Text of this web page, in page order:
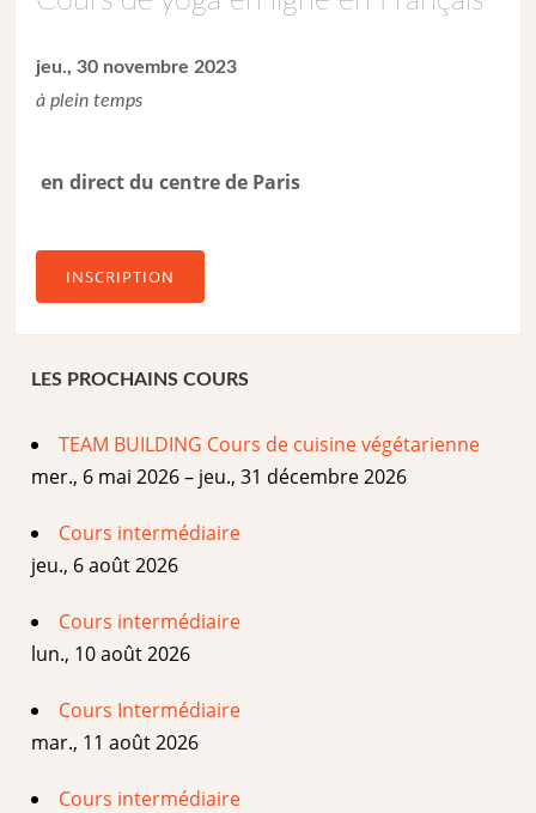
jeu., 30 novembre 2023
à plein temps
en direct du centre de Paris
INSCRIPTION
LES PROCHAINS COURS
TEAM BUILDING Cours de cuisine végétarienne
mer., 6 mai 2026 – jeu., 31 décembre 2026
Cours intermédiaire
jeu., 6 août 2026
Cours intermédiaire
lun., 10 août 2026
Cours Intermédiaire
mar., 11 août 2026
Cours intermédiaire